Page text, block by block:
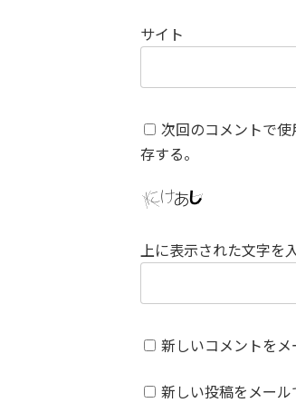
サイト
次回のコメントで
存する。
上に表示された文字を
新しいコメントをメ
新しい投稿をメール